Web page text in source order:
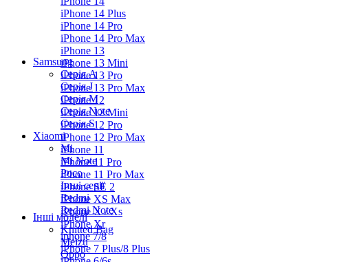
iPhone 14 Plus
iPhone 14 Pro
iPhone 14 Pro Max
iPhone 13
iPhone 13 Mini
iPhone 13 Pro
iPhone 13 Pro Max
iPhone 12
iPhone 12 Mini
iPhone 12 Pro
iPhone 12 Pro Max
iPhone 11
iPhone 11 Pro
iPhone 11 Pro Max
iPhone SE 2
iPhone XS Max
iPhone X / Xs
iPhone Xr
iphone 7/8
iPhone 7 Plus/8 Plus
Samsung
Серія А
Серiя J
Серiя M
Серія Note
Серія S
Xiaomi
Mi
Mi Note
Poco
Інші серії
Redmi
Redmi Note
Інші моделі
Knitted Bag
Meizu
Oppo